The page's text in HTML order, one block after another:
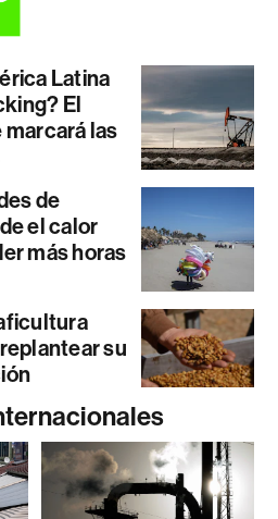
Latina
El
marcará las
de
el calor
más horas
su